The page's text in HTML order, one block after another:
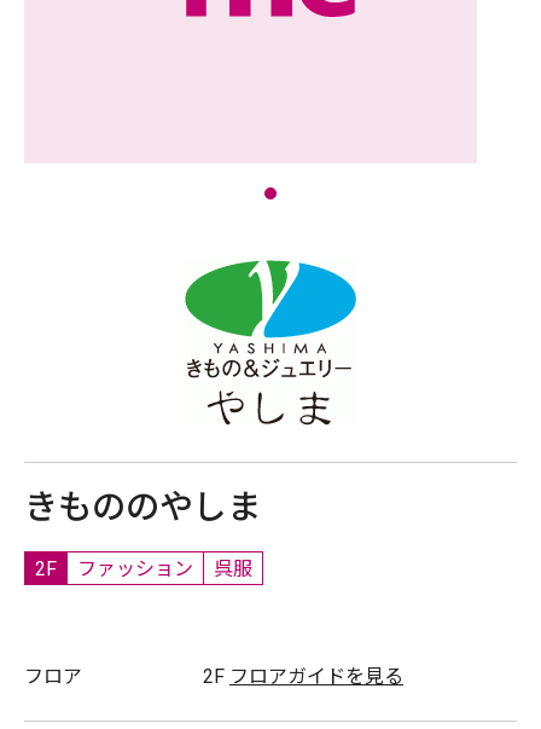
きもののやしま
2F ファッション 呉服
フロア 2F フロアガイドを見る